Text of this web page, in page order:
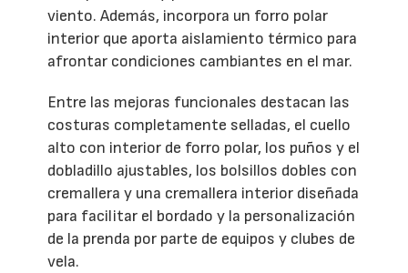
viento. Además, incorpora un forro polar
interior que aporta aislamiento térmico para
afrontar condiciones cambiantes en el mar.
Entre las mejoras funcionales destacan las
costuras completamente selladas, el cuello
alto con interior de forro polar, los puños y el
dobladillo ajustables, los bolsillos dobles con
cremallera y una cremallera interior diseñada
para facilitar el bordado y la personalización
de la prenda por parte de equipos y clubes de
vela.